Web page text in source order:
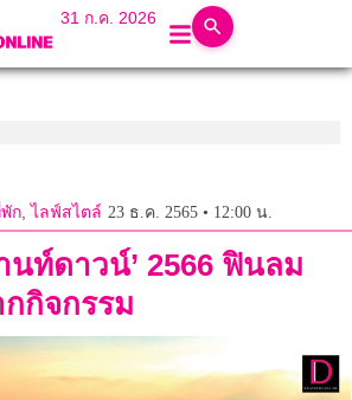
31 ก.ค. 2026
ก,ไลฟ์สไตล์ 23 ธ.ค. 2565 • 12:00 น.
นท์ดาวน์’ 2566 ฟินลม
กิจกรรม